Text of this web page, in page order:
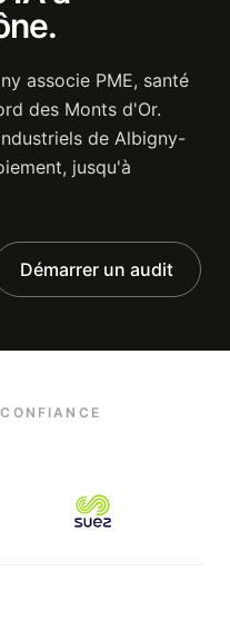
associe PME, santé
des Monts d'Or.
de Albigny-
jusqu'à
Démarrer un audit